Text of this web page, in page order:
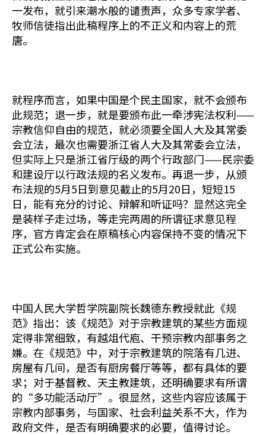
一发布，就引来潮水般的谴责声，众多专家学者、
牧师信徒指出此稿程序上的不正义和内容上的荒
唐。
就程序而言，如果中国是个民主国家，就不会颁布
此规范；退一步，就是要颁布此一牵涉宪法权利——
宗教信仰自由的规范，就必须要全国人大及其常委
会立法，最次也需要浙江省人大及其常委会立法，
但实际上只是浙江省厅级的两个行政部门——民宗委
和建设厅以行政法规的名义发布。再退一步，从颁
布法规的5月5日到意见截止的5月20日，短短15
日，能有充分的讨论、辩解和听证吗？显然这完全
是装样子走过场，等走完两周的所谓征求意见程
序，官方肯定会在原稿核心内容保持不变的情况下
正式公布实施。
中国人民大学哲学院副院长魏德东教授就此《规
范》指出：该《规范》对于宗教建筑的某些方面规
定得非常细致，有越俎代庖、干预宗教内部事务之
嫌。在《规范》中，对于宗教建筑的院落有几进、
房屋有几间，是否有厨房餐厅等等，都有具体的要
求；对于基督教、天主教建筑，还明确要求有所谓
的“多功能活动厅”。很显然，这些内容应该属于
宗教内部事务，与国家、社会利益关系不大，作为
政府文件，是否有明确要求的必要，值得讨论。